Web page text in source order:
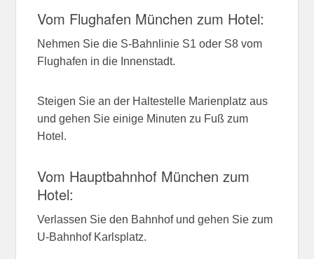
Vom Flughafen München zum Hotel:
Nehmen Sie die S-Bahnlinie S1 oder S8 vom
Flughafen in die Innenstadt.
Steigen Sie an der Haltestelle Marienplatz aus
und gehen Sie einige Minuten zu Fuß zum
Hotel.
Vom Hauptbahnhof München zum
Hotel:
Verlassen Sie den Bahnhof und gehen Sie zum
U-Bahnhof Karlsplatz.